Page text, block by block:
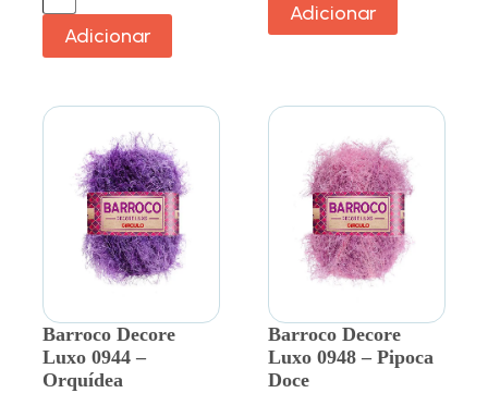
Adicionar
Adicionar
Barroco Decore
Luxo 0944 –
Orquídea
Barroco Decore
Luxo 0948 – Pipoca
Doce